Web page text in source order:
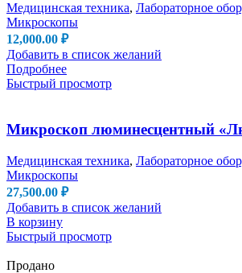
Медицинская техника, Лабораторное
Микроскопы
12,000.00 ₽
Добавить в список желаний
Подробнее
Быстрый просмотр
Микроскоп люминесцентный
Медицинская техника, Лабораторное
Микроскопы
27,500.00 ₽
Добавить в список желаний
В корзину
Быстрый просмотр
Продано